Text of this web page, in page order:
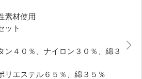
リントネームを採用。
素材使用
ット
ン４０％、ナイロン３０％、綿３
リエステル６５％、綿３５％